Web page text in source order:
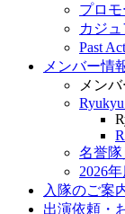
プロ
カジ
Past
メンバー情
メン
名誉隊
2026
入隊のご案
出演依頼・